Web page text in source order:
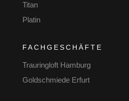
Titan
Platin
FACHGESCHÄFTE
Trauringloft Hamburg
Goldschmiede Erfurt